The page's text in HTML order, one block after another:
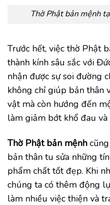
Thờ Phật bản mệnh
Trước hết, việc thờ Phật
thành kính sâu sắc với
nhận được sự soi đường
không chỉ giúp bản thân
vật mà còn hướng đến
làm giảm bớt khổ đau và
Thờ Phật bản mệnh
bản thân tu sửa những
phẩm chất tốt đẹp. Khi
chúng ta có thêm động
làm nhiều việc thiện và